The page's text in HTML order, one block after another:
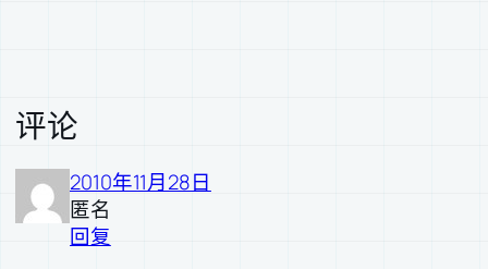
评论
2010年11月28日
匿名
回复